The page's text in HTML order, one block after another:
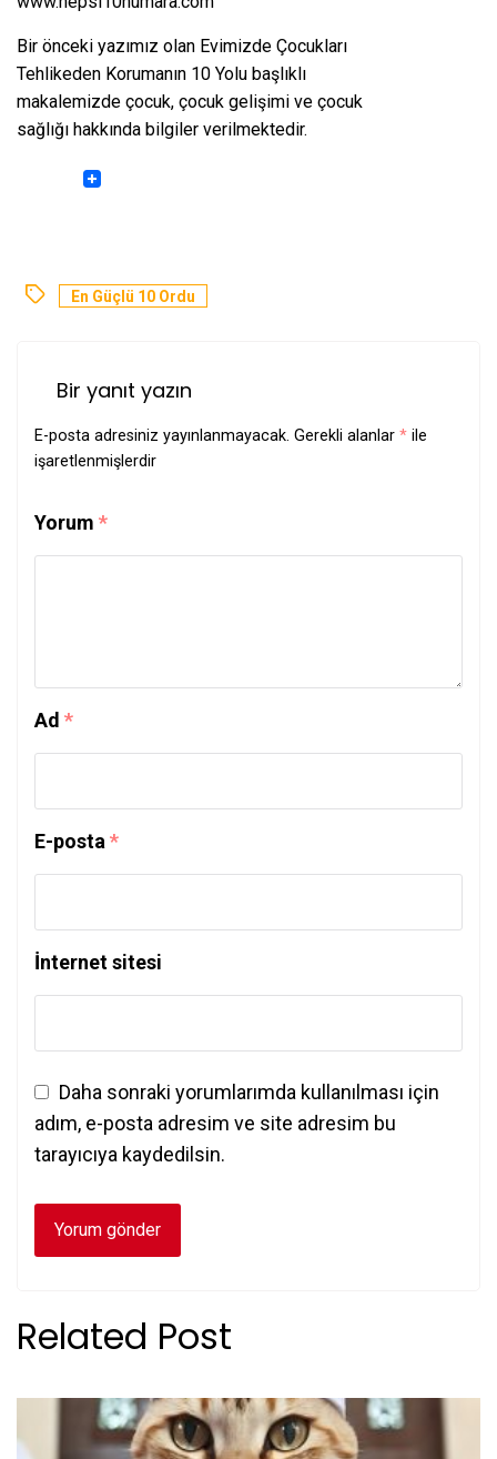
Bir önceki yazımız olan Evimizde Çocukları
Tehlikeden Korumanın 10 Yolu başlıklı
makalemizde çocuk, çocuk gelişimi ve çocuk
sağlığı hakkında bilgiler verilmektedir.
En Güçlü 10 Ordu
Bir yanıt yazın
E-posta adresiniz yayınlanmayacak. Gerekli alanlar * ile
işaretlenmişlerdir
Yorum *
Ad *
E-posta*
İnternet sitesi
Daha sonraki yorumlarımda kullanılması için
adım, e-posta adresim ve site adresim bu
tarayıcıya kaydedilsin.
Related Post